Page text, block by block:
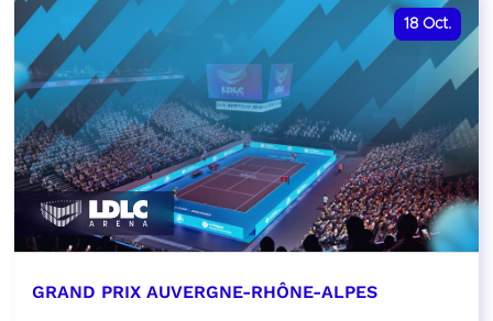
18 Oct.
GRAND PRIX AUVERGNE-RHÔNE-ALPES